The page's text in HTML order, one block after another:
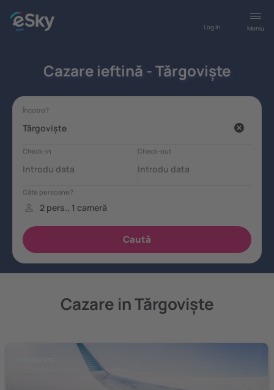
Meniu
Log in
Cazare ieftină - Tărgoviște
Cazare in Tărgoviște